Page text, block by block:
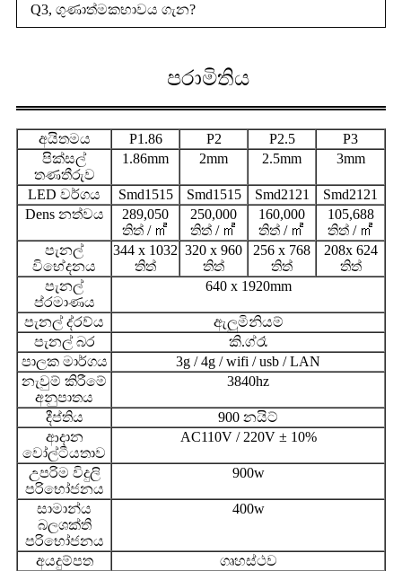
Q3, ගුණාත්මකභාවය ගැන?
පරාමිතිය
අයිතමය P1.86 P2 P2.5
P3
පික්සල්
තණතීරුව
1.86mm 2mm 2.5mm 3mm
LED වර්ගය Smd1515 Smd1515 Smd2121
Smd2121
Dens නත්වය
289,050
තිත් / ㎡
250,000
තිත් / ㎡
160,000
තිත් / ㎡
105,688
තිත් / ㎡
පැනල්
විභේදනය
344 x 1032
තිත්
320 x 960
තිත්
256 x 768
තිත්
208x 624
තිත්
පැනල්
ප්රමාණය
640 x 1920mm
පැනල් ද්රව්ය
ඇලුමිනියම්
පැනල් බර
කි.ග්රෑ
පාලක මාර්ගය
3g / 4g / wifi / usb / LAN
නැවුම් කිරීමේ
අනුපාතය
3840hz
දීප්තිය
900 නයිට්
ආදාන
වෝල්ටීයතාව
AC110V / 220V ± 10%
උපරිම විදුලි
පරිභෝජනය
900w
සාමාන්ය
බලශක්ති
පරිභෝජනය
400w
අයදුම්පත
ගෘහස්ථව